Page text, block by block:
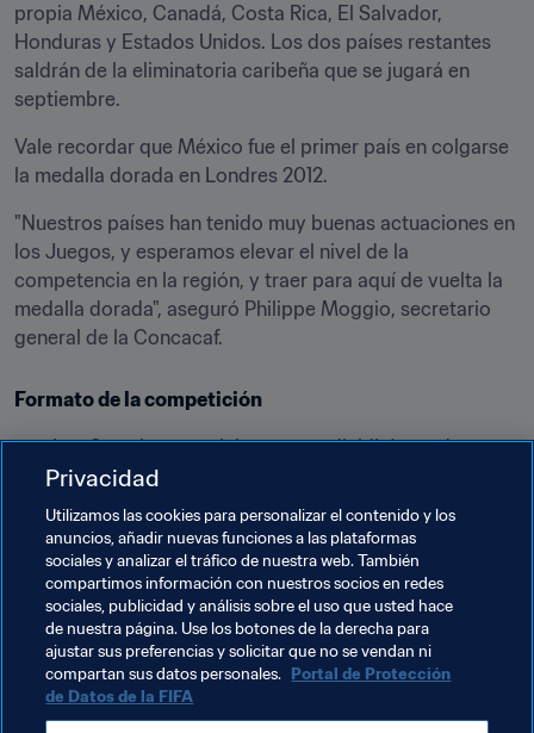
propia México, Canadá, Costa Rica, El Salvador,
Honduras y Estados Unidos. Los dos países restantes
saldrán de la eliminatoria caribeña que se jugará en
septiembre.
Vale recordar que México fue el primer país en colgarse
la medalla dorada en Londres 2012.
"Nuestros países han tenido muy buenas actuaciones en
los Juegos, y esperamos elevar el nivel de la
competencia en la región, y traer para aquí de vuelta la
medalla dorada", aseguró Philippe Moggio, secretario
general de la Concacaf.
Formato de la competición
Los 8 equipos participantes se dividirán en dos
grupo de cuatro, en la que jugarán todos contra
todos
Los dos primeros avanzarán a a semifinales
Los ganadores de las semis se habrán clasificado
para Tokio 2020
Temas relacionados
Canada Costa Rica El Salvador Honduras
Privacidad
Utilizamos las cookies para personalizar el contenido y los
anuncios, añadir nuevas funciones a las plataformas
sociales y analizar el tráfico de nuestra web. También
compartimos información con nuestros socios en redes
sociales, publicidad y análisis sobre el uso que usted hace
de nuestra página. Use los botones de la derecha para
ajustar sus preferencias y solicitar que no se vendan ni
compartan sus datos personales. Portal de Protección
de Datos de la FIFA